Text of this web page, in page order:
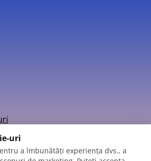
uri
a îmbunătăți experiența dvs., a